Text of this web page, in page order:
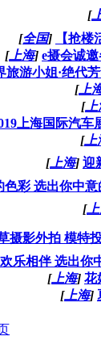
[
[全国] 【抢
[上海] e摄会诚
旅游小姐·绝代
[上
[上
上海国际汽车
[上
[上海] 迎
色彩 选出你中意
[
摄影外拍 模特
乐相伴 选出你
[上海] 花
[上海]